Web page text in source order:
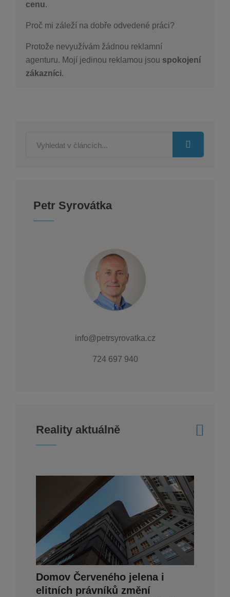
cenu.
Proč mi záleží na dobře odvedené práci?
Protože nevyužívám žádnou reklamní
agenturu. Mojí jedinou reklamou jsou spokojení
zákazníci.
Petr Syrovátka
info@petrsyrovatka.cz
724 697 940
Reality aktuálně
Domov Červeného jelena i
elitních právníků změní